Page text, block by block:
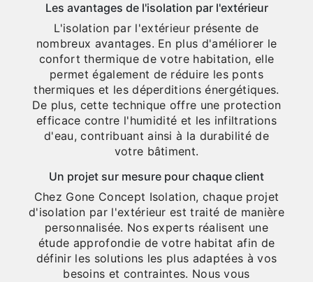
Les avantages de l'isolation par l'extérieur
L'isolation par l'extérieur présente de
nombreux avantages. En plus d'améliorer le
confort thermique de votre habitation, elle
permet également de réduire les ponts
thermiques et les déperditions énergétiques.
De plus, cette technique offre une protection
efficace contre l'humidité et les infiltrations
d'eau, contribuant ainsi à la durabilité de
votre bâtiment.
Un projet sur mesure pour chaque client
Chez Gone Concept Isolation, chaque projet
d'isolation par l'extérieur est traité de manière
personnalisée. Nos experts réalisent une
étude approfondie de votre habitat afin de
définir les solutions les plus adaptées à vos
besoins et contraintes. Nous vous